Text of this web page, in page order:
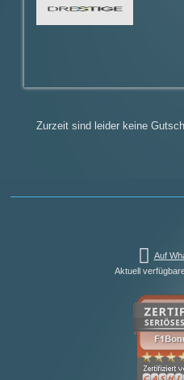
Zurzeit sind leider keine
Auf
Aktuell